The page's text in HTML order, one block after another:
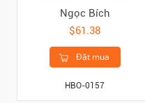
Ngọc Bích
$61.38
Đặt mua
HBO-0157